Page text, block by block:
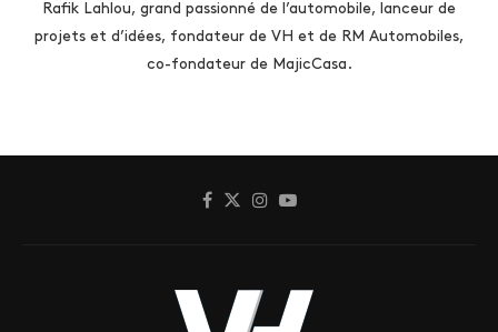
Rafik Lahlou, grand passionné de l’automobile, lanceur de
projets et d’idées, fondateur de VH et de RM Automobiles,
co-fondateur de MajicCasa.